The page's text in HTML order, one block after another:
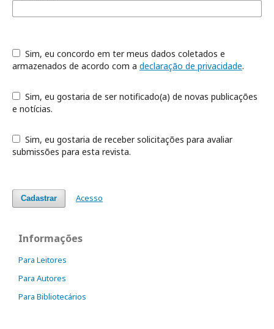
armazenados de acordo com a declaração de privacidade.
e notícias.
submissões para esta revista.
Cadastrar Acesso
Informações
Para Leitores
Para Autores
Para Bibliotecários